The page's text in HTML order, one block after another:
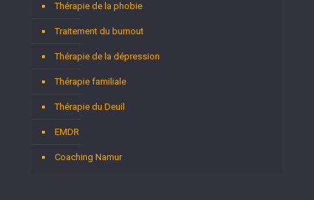
Thérapie de la phobie
Traitement du burnout
Thérapie de la dépression
Thérapie familiale
Thérapie du Deuil
EMDR
Coaching Namur